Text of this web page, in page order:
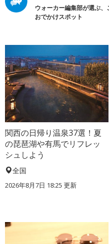
ウォーカー編集部が選ぶ、
おでかけスポット
関西の日帰り温泉37選！夏
の琵琶湖や有馬でリフレッ
シュしよう
全国
2026年8月7日 18:25 更新